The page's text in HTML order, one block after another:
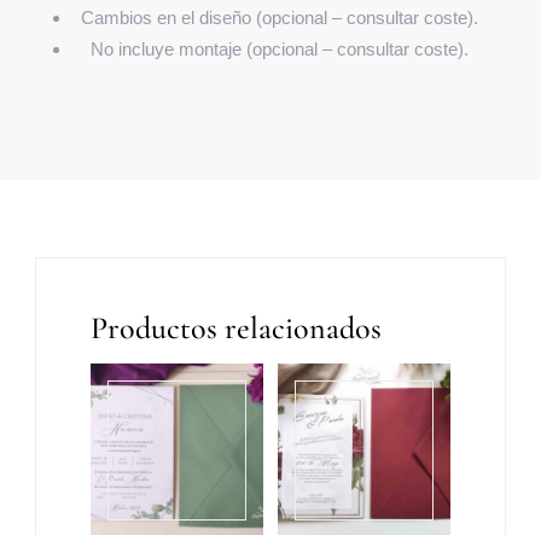
Cambios en el diseño (opcional – consultar coste).
No incluye montaje (opcional – consultar coste).
Productos relacionados